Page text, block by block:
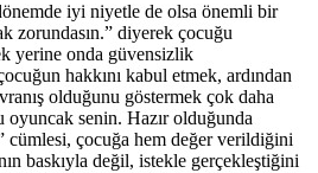
iyi niyetle de olsa önemli bir
zorundasın.” diyerek çocuğu
yerine onda güvensizlik
hakkını kabul etmek, ardından
olduğunu göstermek çok daha
oyuncak senin. Hazır olduğunda
cümlesi, çocuğa hem değer verildiğini
baskıyla değil, istekle gerçekleştiğini